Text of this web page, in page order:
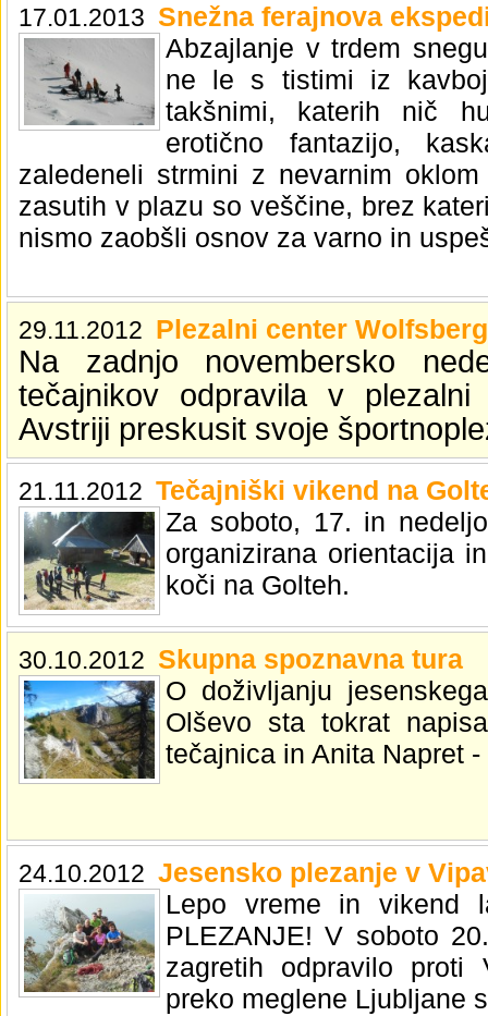
17.01.2013 Snežna ferajnova
Abzajlanje v trdem
ne le s tistimi iz
takšnimi, katerih nič
erotično fantazijo,
zaledeneli strmini z nevarnim
zasutih v plazu so veščine, brez
nismo zaobšli osnov za varno in
29.11.2012 Plezalni center Wolfsberg
Na zadnjo novembersko
tečajnikov odpravila v
Avstriji preskusit svoje
21.11.2012 Tečajniški vikend na
Za soboto, 17. in
organizirana orientacija
koči na Golteh.
30.10.2012 Skupna spoznavna tura
O doživljanju
Olševo sta tokrat
tečajnica in Anita Napret
24.10.2012 Jesensko plezanje v
Lepo vreme in vikend
PLEZANJE! V soboto
zagretih odpravilo proti
preko meglene Ljubljane